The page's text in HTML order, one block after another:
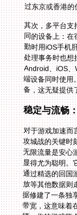
过东京或香港的
其次，多平台支
同的设备上：在
勤时用iOS手机
处理事务时也
Android、iOS
端设备同时使
备，这无疑提供
稳定与流畅
对于游戏加速而
攻城战的关键时
无限流量是安心
显得尤为聪明。
通过精选的回国
放等其他数据则
据修建了一条
带宽，这意味
辆，你的游戏指